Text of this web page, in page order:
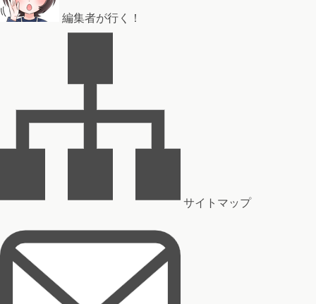
編集者が行く！
サイトマップ